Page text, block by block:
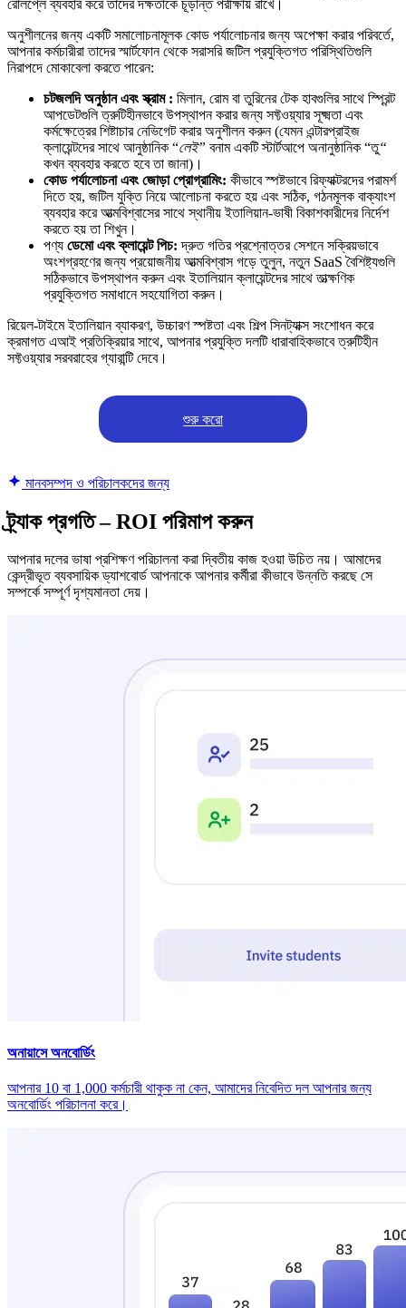
রোলপ্লে ব্যবহার করে তাদের দক্ষতাকে চূড়ান্ত পরীক্ষায় রাখে।
অনুশীলনের জন্য একটি সমালোচনামূলক কোড পর্যালোচনার জন্য অপেক্ষা করার পরিবর্তে,
আপনার কর্মচারীরা তাদের স্মার্টফোন থেকে সরাসরি জটিল প্রযুক্তিগত পরিস্থিতিগুলি
নিরাপদে মোকাবেলা করতে পারেন:
চটজলদি অনুষ্ঠান এবং স্ক্রাম : মিলান, রোম বা তুরিনের টেক হাবগুলির সাথে স্প্রিন্ট
আপডেটগুলি ত্রুটিহীনভাবে উপস্থাপন করার জন্য সফ্টওয়্যার সূক্ষ্মতা এবং
কর্মক্ষেত্রের শিষ্টাচার নেভিগেট করার অনুশীলন করুন (যেমন এন্টারপ্রাইজ
ক্লায়েন্টদের সাথে আনুষ্ঠানিক “লেই” বনাম একটি স্টার্টআপে অনানুষ্ঠানিক “তু“
কখন ব্যবহার করতে হবে তা জানা)।
কোড পর্যালোচনা এবং জোড়া প্রোগ্রামিং: কীভাবে স্পষ্টভাবে রিফ্যাক্টরদের পরামর্শ
দিতে হয়, জটিল যুক্তি নিয়ে আলোচনা করতে হয় এবং সঠিক, গঠনমূলক বাক্যাংশ
ব্যবহার করে আত্মবিশ্বাসের সাথে স্থানীয় ইতালিয়ান-ভাষী বিকাশকারীদের নির্দেশ
করতে হয় তা শিখুন।
পণ্য ডেমো এবং ক্লায়েন্ট পিচ: দ্রুত গতির প্রশ্নোত্তর সেশনে সক্রিয়ভাবে
অংশগ্রহণের জন্য প্রয়োজনীয় আত্মবিশ্বাস গড়ে তুলুন, নতুন SaaS বৈশিষ্ট্যগুলি
সঠিকভাবে উপস্থাপন করুন এবং ইতালিয়ান ক্লায়েন্টদের সাথে তাত্ক্ষণিক
প্রযুক্তিগত সমাধানে সহযোগিতা করুন।
রিয়েল-টাইমে ইতালিয়ান ব্যাকরণ, উচ্চারণ স্পষ্টতা এবং শিল্প সিনট্যাক্স সংশোধন করে
ক্রমাগত এআই প্রতিক্রিয়ার সাথে, আপনার প্রযুক্তি দলটি ধারাবাহিকভাবে ত্রুটিহীন
সফ্টওয়্যার সরবরাহের গ্যারান্টি দেবে।
শুরু করো
মানবসম্পদ ও পরিচালকদের জন্য
ট্র্যাক প্রগতি – ROI পরিমাপ করুন
আপনার দলের ভাষা প্রশিক্ষণ পরিচালনা করা দ্বিতীয় কাজ হওয়া উচিত নয়। আমাদের
কেন্দ্রীভূত ব্যবসায়িক ড্যাশবোর্ড আপনাকে আপনার কর্মীরা কীভাবে উন্নতি করছে সে
সম্পর্কে সম্পূর্ণ দৃশ্যমানতা দেয়।
অনায়াসে অনবোর্ডিং
আপনার 10 বা 1,000 কর্মচারী থাকুক না কেন, আমাদের নিবেদিত দল আপনার জন্য
অনবোর্ডিং পরিচালনা করে।